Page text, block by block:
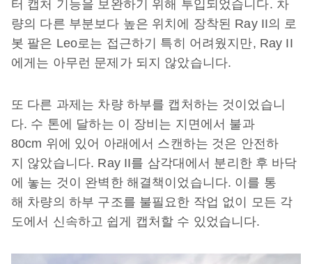
터 캡처 기능을 보완하기 위해 투입되었습니다. 차
량의 다른 부분보다 높은 위치에 장착된 Ray II의 로
봇 팔은 Leo로는 접근하기 특히 어려웠지만, Ray II
에게는 아무런 문제가 되지 않았습니다.
또 다른 과제는 차량 하부를 캡처하는 것이었습니
다. 수 톤에 달하는 이 장비는 지면에서 불과
80cm 위에 있어 아래에서 스캔하는 것은 안전하
지 않았습니다. Ray II를 삼각대에서 분리한 후 바닥
에 놓는 것이 완벽한 해결책이었습니다. 이를 통
해 차량의 하부 구조를 불필요한 작업 없이 모든 각
도에서 신속하고 쉽게 캡처할 수 있었습니다.